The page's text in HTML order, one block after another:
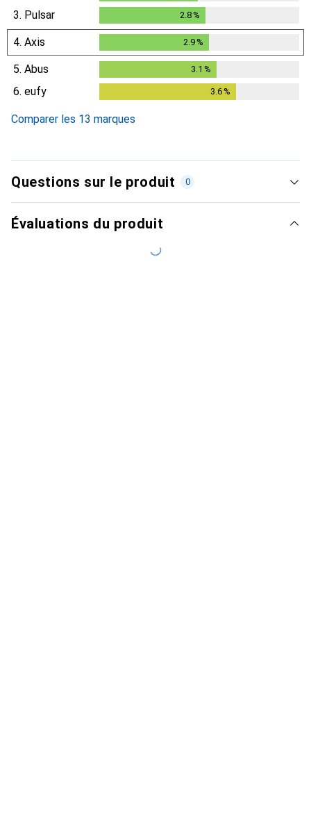
3. Pulsar 2.8%
4. Axis 2.9 %
5. Abus 3.1 %
6. eufy 3.6%
Comparer les 13 marques
Questions sur le produit 0
Évaluations du produit